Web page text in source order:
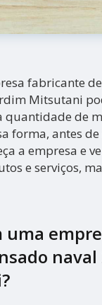
fabricante
Mitsutani
de
forma, antes
a empresa e
e serviços,
uma